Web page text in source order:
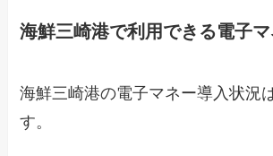
海鮮三崎港で利用できる電子
海鮮三崎港の電子マネー導入状況
す。